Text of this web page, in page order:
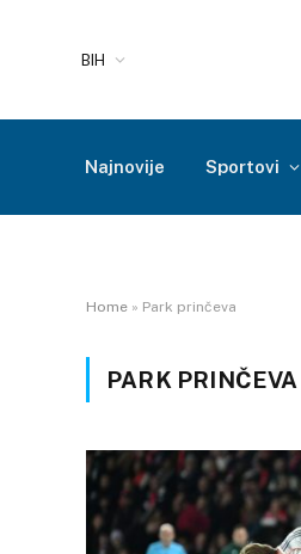
BIH
Najnovije Sportovi
Home » Park prinčeva
PARK PRINČEVA